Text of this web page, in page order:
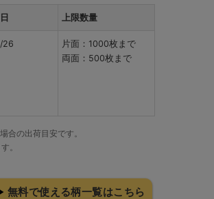
上限数量
26
片面：1000枚まで
両面：500枚まで
合の出荷目安です。
。
無料で使える柄一覧はこちら